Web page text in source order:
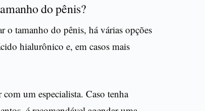
do pênis?
o tamanho do pênis, há várias opções
hialurônico e, em casos mais
um especialista. Caso tenha